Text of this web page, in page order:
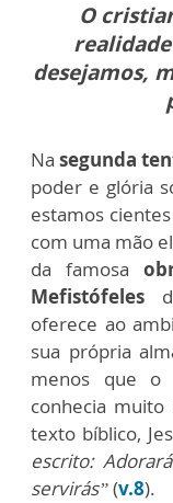
O
desejamos,
Nasegunda
poder e glória
estamos
com uma mão
da famosa
Mefistófeles
oferece ao
sua própria
menos que o
conhecia
texto bíblico,
escrito:
servirás”(v.8).